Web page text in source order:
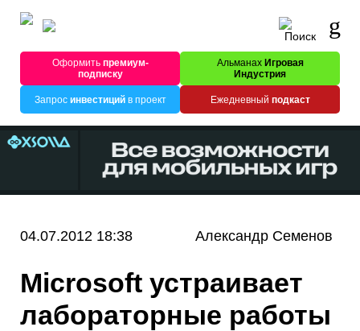
Оформитьпремиум-
подписку
Альманах Игровая
Индустрия
Запрос инвестицийв проект Ежедневный подкаст
04.07.2012 18:38 Александр Семенов
Microsoft устраивает
лабораторные работы